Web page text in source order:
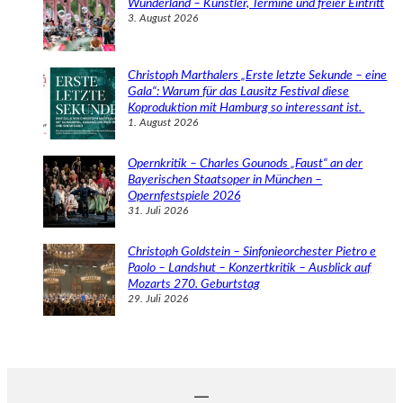
Wunderland – Künstler, Termine und freier Eintritt
3. August 2026
Christoph Marthalers „Erste letzte Sekunde – eine
Gala“: Warum für das Lausitz Festival diese
Koproduktion mit Hamburg so interessant ist.
1. August 2026
Opernkritik – Charles Gounods „Faust“ an der
Bayerischen Staatsoper in München –
Opernfestspiele 2026
31. Juli 2026
Christoph Goldstein – Sinfonieorchester Pietro e
Paolo – Landshut – Konzertkritik – Ausblick auf
Mozarts 270. Geburtstag
29. Juli 2026